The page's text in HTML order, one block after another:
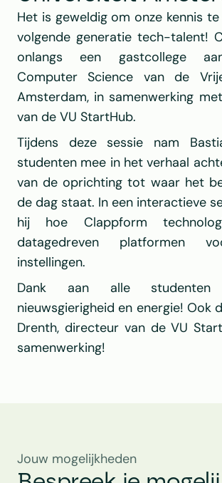
Het is geweldig om onze kennis
volgende generatie tech-talent!
onlangs een gastcollege
Computer Science van de
Amsterdam, in samenwerking
van de VU StartHub.
Tijdens deze sessie nam
studenten mee in het verhaal
van de oprichting tot waar het
de dag staat. In een interactieve
hij hoe Clappform
datagedreven platformen
instellingen.
Dank aan alle
nieuwsgierigheid en energie! Ook
Drenth, directeur van de VU
samenwerking!
Jouw mogelijkheden